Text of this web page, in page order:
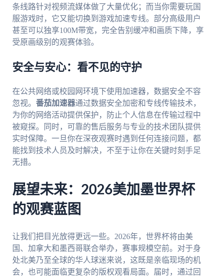
条线路针对视频流媒体做了大量优化；而当你需要玩国
服游戏时，它又能切换到游戏加速专线。部分高级用户
甚至可以独享100M带宽，完全告别缓冲和画质下降，享
受原画级别的观赛体验。
安全与安心：看不见的守护
在公共网络或校园网环境下使用加速器，数据安全不容
忽视。 番茄加速器通过数据安全加密和专线传输技术，
为你的网络活动提供保护，防止个人信息在传输过程中
被窥探。同时，可靠的售后服务与专业的技术团队提供
实时保障。一旦你在深夜观赛时遇到任何连接问题，都
能找到技术人员及时解决，不至于让你在关键时刻手足
无措。
展望未来：2026美加墨世界杯
的观赛蓝图
让我们把目光放得更远一些。2026年，世界杯将由美
国、加拿大和墨西哥联合举办，赛事规模空前。对于身
处北美乃至全球的华人球迷来说，这既是亲临现场的机
会，也可能面临更复杂的版权观看局面。届时，通过回